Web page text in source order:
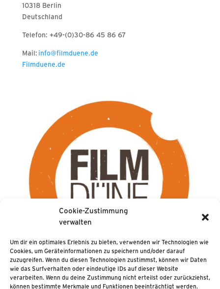
Cookie-Zustimmung
verwalten
Um dir ein optimales Erlebnis zu bieten, verwenden wir Technologien wie
Cookies, um Geräteinformationen zu speichern und/oder darauf
zuzugreifen. Wenn du diesen Technologien zustimmst, können wir Daten
wie das Surfverhalten oder eindeutige IDs auf dieser Website
verarbeiten. Wenn du deine Zustimmung nicht erteilst oder zurückziehst,
können bestimmte Merkmale und Funktionen beeinträchtigt werden.
10318 Berlin
Deutschland
Telefon: +49-(0)30-86 45 86 67
Mail: info@filmduene.de
Filmduene.de